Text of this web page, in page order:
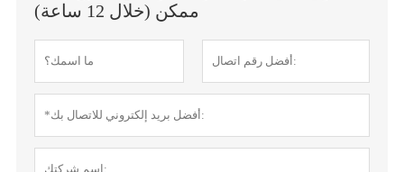
ممكن (خلال 12 ساعة)